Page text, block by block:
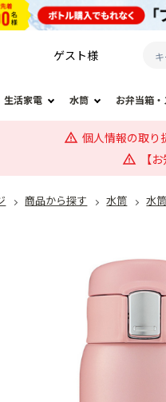
ゲスト様
生活家電 水筒 お弁当箱
個人情報の取
【
商品から探す 水筒 水筒